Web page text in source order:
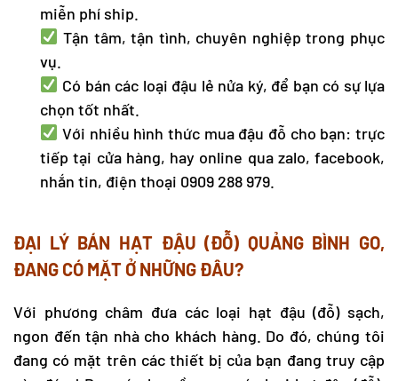
miễn phí ship.
Tận tâm, tận tình, chuyên nghiệp trong phục
vụ.
Có bán các loại đậu lẻ nửa ký, để bạn có sự lựa
chọn tốt nhất.
Với nhiều hình thức mua đậu đỗ cho bạn: trực
tiếp tại cửa hàng, hay online qua zalo, facebook,
nhắn tin, điện thoại 0909 288 979.
ĐẠI LÝ BÁN HẠT ĐẬU (ĐỖ) QUẢNG BÌNH GO,
ĐANG CÓ MẶT Ở NHỮNG ĐÂU?
Với phương châm đưa các loại hạt đậu (đỗ) sạch,
ngon đến tận nhà cho khách hàng. Do đó, chúng tôi
đang có mặt trên các thiết bị của bạn đang truy cập